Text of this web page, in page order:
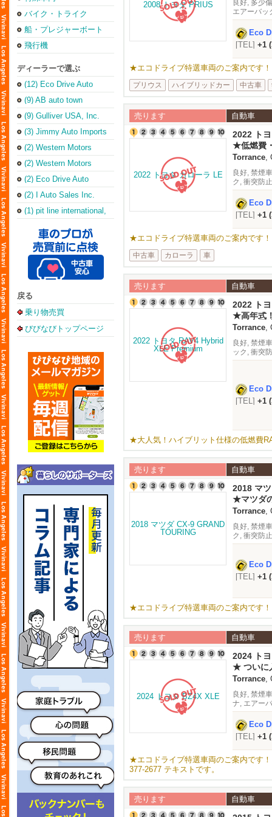
バイク・トライク
船・プレジャーボート
飛行機
ディーラーで選ぶ
(12) Eco Drive Auto
Sales & Repair
(Torrance Office)
(9) AB auto town
(9) Gulliver USA, Inc.
(3) Jimmy Auto Imports
(2) Western Motors
(2) Western Motors
(2) Eco Drive Auto
Sales & Leasing Inc
(2) I Auto Sales Inc.
(1) pit line international,
inc.
戻る
乗り物売買
びびなびトップページ
良好, 多少
エアーバッ
Eco
[TEL] +1
★エコドライブ特選車両のご案内です
プリウス ハイブリッドカー 中古車
売ります 自動車
2022 ト
★低燃費
ね備えた
Torrance,
良好, 禁煙
ク, 衝突防
急ブレーキ
Eco
[TEL] +1
★エコドライブ特選車両のご案内です
中古車 カローラ 車
売ります 自動車
2022 ト
★高年式
える多用
Torrance,
良好, 禁煙
ック, 衝突
ドスポット
Eco
[TEL] +1
★大人気！ハイブリット仕様の低燃費
売ります 自動車
2018 マ
★マツダ
Torrance,
良好, 禁煙
ク, 衝突防
ングセンサ
Eco
[TEL] +1
★エコドライブ特選車両のご案内です
売ります 自動車
2024 ト
★ ついに
Torrance,
良好, 禁煙
ナ, エアー
インドスポ
Eco
[TEL] +1
★エコドライブ特選車両のご案内です
377-2677 テキストです。
売ります 自動車